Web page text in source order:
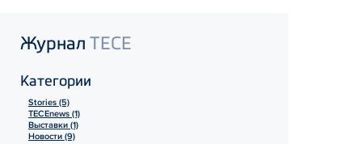
Журнал TECE
Категории
Stories (5)
TECEnews (1)
Выставки (1)
Новости (9)